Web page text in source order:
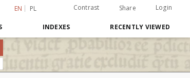
EN PL Contrast Share Login
INDEXES RECENTLY VIEWED